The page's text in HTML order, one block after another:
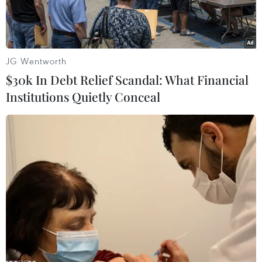
Ảnh minh họa (Nguồn: AFP/TTXVN)
Cơ quan Khoa học y tế (HSA) của Singapore cho
biết không có phản ứng phụ nghiêm trọng nào
liên quan tới vaccine ngừa COVID-19 trong
JG Wentworth
$30k In Debt Relief Scandal: What Financial
Institutions Quietly Conceal